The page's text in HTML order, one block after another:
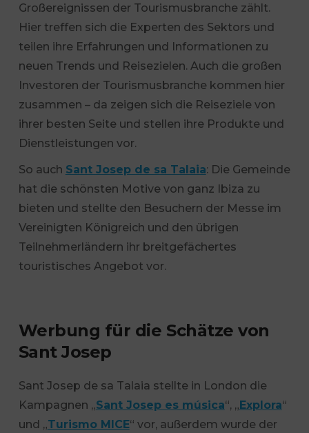
Großereignissen der Tourismusbranche zählt.
Hier treffen sich die Experten des Sektors und
teilen ihre Erfahrungen und Informationen zu
neuen Trends und Reisezielen. Auch die großen
Investoren der Tourismusbranche kommen hier
zusammen – da zeigen sich die Reiseziele von
ihrer besten Seite und stellen ihre Produkte und
Dienstleistungen vor.
So auch Sant Josep de sa Talaia: Die Gemeinde
hat die schönsten Motive von ganz Ibiza zu
bieten und stellte den Besuchern der Messe im
Vereinigten Königreich und den übrigen
Teilnehmerländern ihr breitgefächertes
touristisches Angebot vor.
Werbung für die Schätze von
Sant Josep
Sant Josep de sa Talaia stellte in London die
Kampagnen „Sant Josep es música“, „Explora“
und „Turismo MICE“ vor, außerdem wurde der